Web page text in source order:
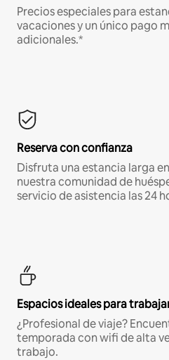
Precios especiales para
vacaciones y un único pago
adicionales.*
Reserva con confianza
Disfruta una estancia larga
nuestra comunidad de
servicio de asistencia las 24
Espacios ideales para
¿Profesional de viaje?
temporada con wifi de alta
trabajo.